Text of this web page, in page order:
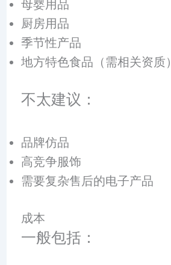
母婴用品
厨房用品
季节性产品
地方特色食品（需相关资质）
不太建议：
品牌仿品
高竞争服饰
需要复杂售后的电子产品
成本
一般包括：